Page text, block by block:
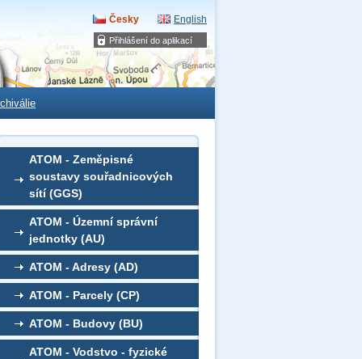
Přihlášení do aplikací
Česky English
ATOM - Zeměpisné
soustavy souřadnicových
sítí (GGS)
ATOM - Územní správní
jednotky (AU)
ATOM - Adresy (AD)
ATOM - Parcely (CP)
ATOM - Budovy (BU)
ATOM - Vodstvo - fyzické